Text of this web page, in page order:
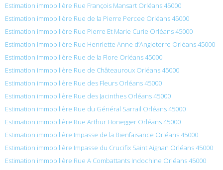
Estimation immobilière Rue François Mansart Orléans 45000
Estimation immobilière Rue de la Pierre Percee Orléans 45000
Estimation immobilière Rue Pierre Et Marie Curie Orléans 45000
Estimation immobilière Rue Henriette Anne d’Angleterre Orléans 45000
Estimation immobilière Rue de la Flore Orléans 45000
Estimation immobilière Rue de Châteauroux Orléans 45000
Estimation immobilière Rue des Fleurs Orléans 45000
Estimation immobilière Rue des Jacinthes Orléans 45000
Estimation immobilière Rue du Général Sarrail Orléans 45000
Estimation immobilière Rue Arthur Honegger Orléans 45000
Estimation immobilière Impasse de la Bienfaisance Orléans 45000
Estimation immobilière Impasse du Crucifix Saint Aignan Orléans 45000
Estimation immobilière Rue A Combattants Indochine Orléans 45000